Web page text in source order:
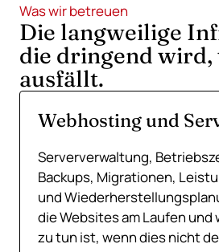
Was wir betreuen
Die langweilige
die dringend wird,
ausfällt.
Webhosting und
Serververwaltung,
Backups, Migrationen,
und
die Websites am Laufen und
zu tun ist, wenn dies nicht